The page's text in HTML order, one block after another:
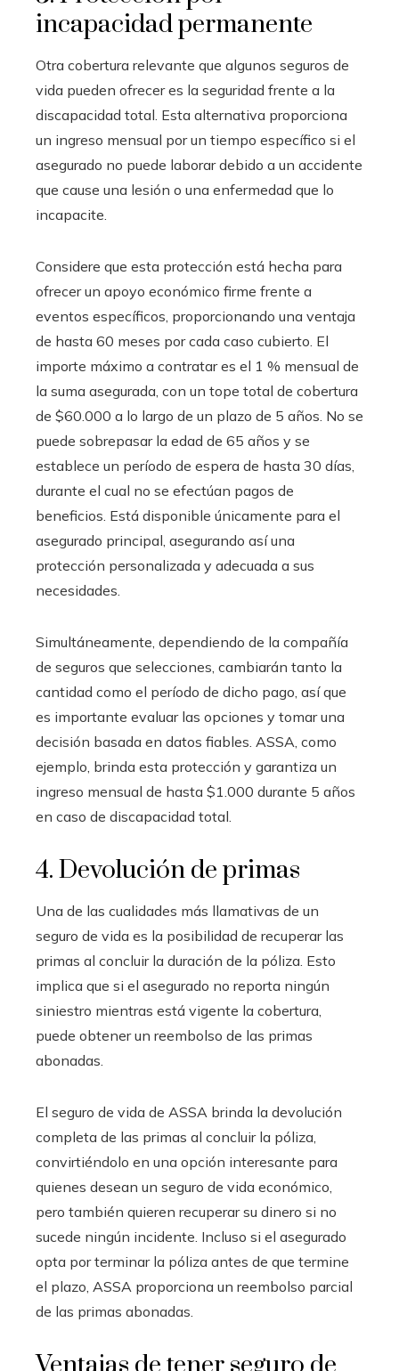
incapacidad permanente
Otra cobertura relevante que algunos seguros de
vida pueden ofrecer es la seguridad frente a la
discapacidad total. Esta alternativa proporciona
un ingreso mensual por un tiempo específico si el
asegurado no puede laborar debido a un accidente
que cause una lesión o una enfermedad que lo
incapacite.
Considere que esta protección está hecha para
ofrecer un apoyo económico firme frente a
eventos específicos, proporcionando una ventaja
de hasta 60 meses por cada caso cubierto. El
importe máximo a contratar es el 1 % mensual de
la suma asegurada, con un tope total de cobertura
de $60.000 a lo largo de un plazo de 5 años. No se
puede sobrepasar la edad de 65 años y se
establece un período de espera de hasta 30 días,
durante el cual no se efectúan pagos de
beneficios. Está disponible únicamente para el
asegurado principal, asegurando así una
protección personalizada y adecuada a sus
necesidades.
Simultáneamente, dependiendo de la compañía
de seguros que selecciones, cambiarán tanto la
cantidad como el período de dicho pago, así que
es importante evaluar las opciones y tomar una
decisión basada en datos fiables. ASSA, como
ejemplo, brinda esta protección y garantiza un
ingreso mensual de hasta $1.000 durante 5 años
en caso de discapacidad total.
4. Devolución de primas
Una de las cualidades más llamativas de un
seguro de vida es la posibilidad de recuperar las
primas al concluir la duración de la póliza. Esto
implica que si el asegurado no reporta ningún
siniestro mientras está vigente la cobertura,
puede obtener un reembolso de las primas
abonadas.
El seguro de vida de ASSA brinda la devolución
completa de las primas al concluir la póliza,
convirtiéndolo en una opción interesante para
quienes desean un seguro de vida económico,
pero también quieren recuperar su dinero si no
sucede ningún incidente. Incluso si el asegurado
opta por terminar la póliza antes de que termine
el plazo, ASSA proporciona un reembolso parcial
de las primas abonadas.